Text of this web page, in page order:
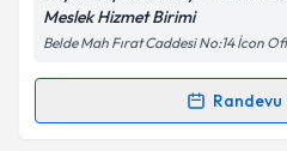
Metni'ni okudum ve
kapsamda işlenmesini
Takvim
Meslek Hizmet Birimi
Belde Mah Fırat Caddesi No:14 İcon
Randevu
Randevu Takvimi